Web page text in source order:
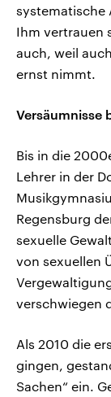
systematische
Ihm vertrauen
auch, weil
ernst nimmt.
Versäumnisse
Bis in die
Lehrer in der
Regensburg
sexuelle
von sexuellen
verschwiegen
Als 2010 die
gingen,
Sachen“ ein.